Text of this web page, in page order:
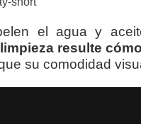
el agua y
limpieza resulte
su comodidad